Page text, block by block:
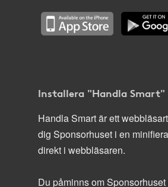
Installera "Handla Smart"
Handla Smart är ett
dig Sponsorhuset i en
direkt i webbläsaren.
Du påminns om Sponsorhuset